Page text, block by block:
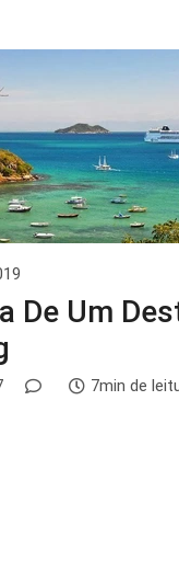
De Um
7min de